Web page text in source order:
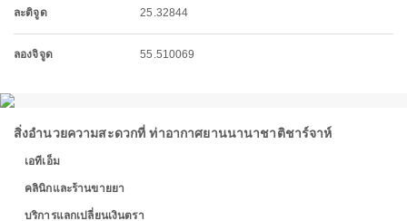
ละติจูด 25.32844
ลองจิจูด 55.510069
สิ่งอำนวยความสะดวกที่ ท่าอากาศยานนานาชาติชาร์จาห์
เอทีเอ็ม
คลินิกและร้านขายยา
บริการแลกเปลี่ยนเงินตรา